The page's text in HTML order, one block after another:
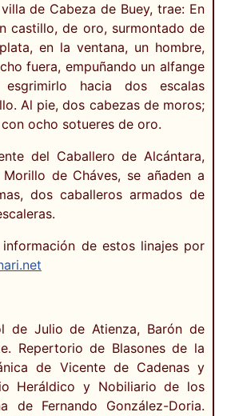
de Cabeza de Buey, trae: En
castillo, de oro, surmontado de
en la ventana, un hombre,
fuera, empuñando un alfange
hacia dos escalas
Al pie, dos cabezas de moros;
ocho sotueres de oro.
del Caballero de Alcántara,
Morillo de Cháves, se añaden a
dos caballeros armados de
de estos linajes por
de Julio de Atienza, Barón de
Repertorio de Blasones de la
de Vicente de Cadenas y
Heráldico y Nobiliario de los
de Fernando González-Doria.